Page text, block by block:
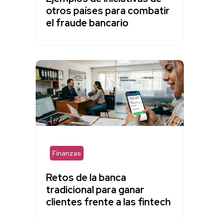
otros países para combatir
el fraude bancario
Finanzas
Retos de la banca
tradicional para ganar
clientes frente a las fintech